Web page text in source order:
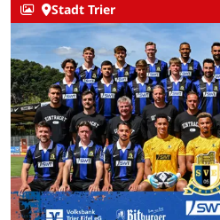
Stadt Trier